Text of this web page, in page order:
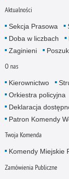
Aktualności
Sekcja Prasowa
Doba w liczbach
Zaginieni
O nas
Kierownictwo
Orkiestra policyjna
Deklaracja
Patron Komendy
Twoja Komenda
Komendy Miejskie
Zamówienia Publiczne